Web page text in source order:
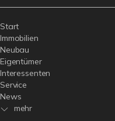
Start
Immobilien
Neubau
Eigentümer
Interessenten
Service
News
mehr